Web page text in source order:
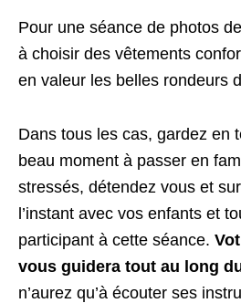
Pour une séance de photos
à choisir des vêtements
en valeur les belles rondeurs
Dans tous les cas, gardez en
beau moment à passer en
stressés, détendez vous et
l’instant avec vos enfants et
participant à cette séance.
vous guidera tout au long
n’aurez qu’à écouter ses